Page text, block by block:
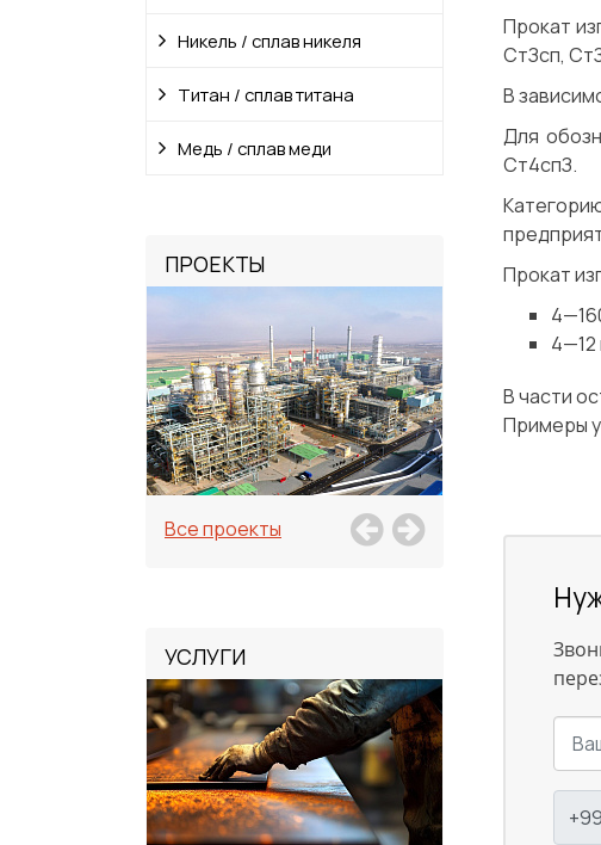
Никель / сплав никеля
Титан / сплав титана
Медь / сплав меди
ПРОЕКТЫ
Все проекты
УСЛУГИ
Прокат
СтЗсп,
В
Для
Ст4спЗ.
Прокат
В части
Примеры